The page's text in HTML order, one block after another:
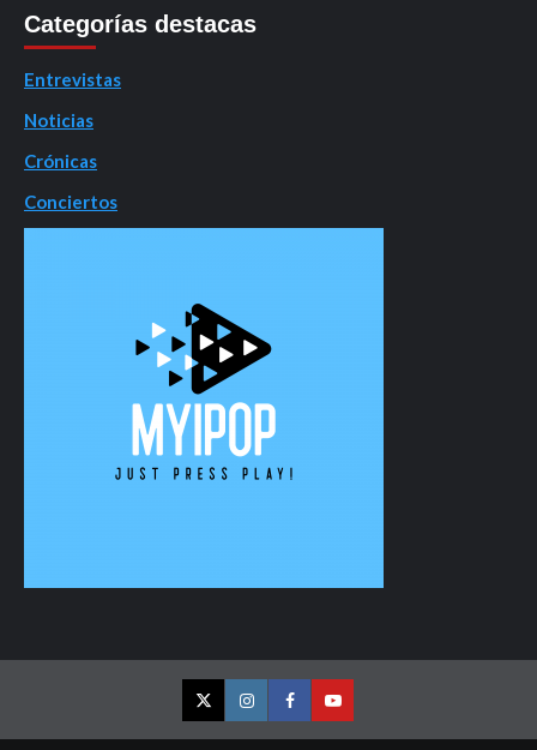
Categorías destacas
Entrevistas
Noticias
Crónicas
Conciertos
TwitterInstagramFacebookYouTube